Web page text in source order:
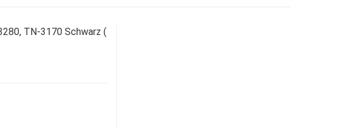
TN-3170 Schwarz (